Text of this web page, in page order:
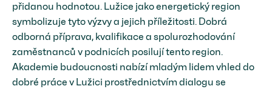
přidanou hodnotou. Lužice jako energetický region
symbolizuje tyto výzvy a jejich příležitosti. Dobrá
odborná příprava, kvalifikace a spolurozhodování
zaměstnanců v podnicích posilují tento region.
Akademie budoucnosti nabízí mladým lidem vhled do
dobré práce v Lužici prostřednictvím dialogu se